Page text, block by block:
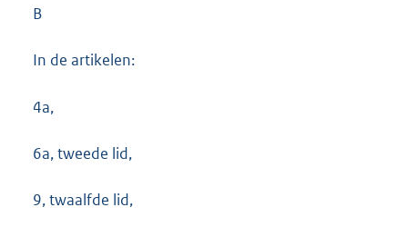
B
In de artikelen:
4a,
6a, tweede lid,
9, twaalfde lid,